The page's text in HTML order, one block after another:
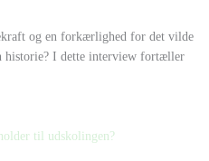
og en forkærlighed for det vilde
historie? I dette interview fortæller
til udskolingen?